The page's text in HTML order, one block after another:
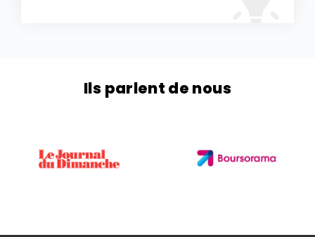
Ils parlent de nous